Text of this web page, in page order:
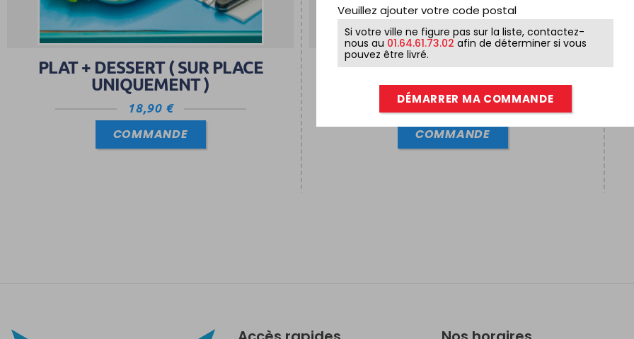
PLAT + DESSERT ( SUR PLACE
UNIQUEMENT )
18,90 €
COMMANDE
ENTRÉE + PLAT ( SUR PLACE
UNIQUEMENT )
COMMANDE
Veuillez ajouter votre code postal
Si votre ville ne figure pas sur la liste, contactez-
nous au 01.64.61.73.02 afin de déterminer si vous
pouvez être livré.
DÉMARRER MA COMMANDE